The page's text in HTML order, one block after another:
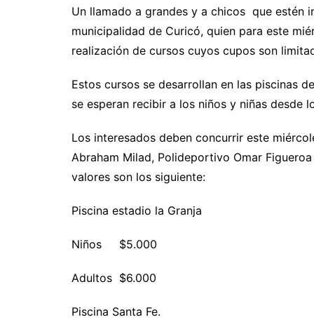
Un llamado a grandes y a chicos que estén
municipalidad de Curicó, quien para este
realización de cursos cuyos cupos son
Estos cursos se desarrollan en las piscinas
se esperan recibir a los niños y niñas desde
Los interesados deben concurrir este
Abraham Milad, Polideportivo Omar
valores son los siguiente:
Piscina estadio la Granja
Niños $5.000
Adultos $6.000
Piscina Santa Fe.